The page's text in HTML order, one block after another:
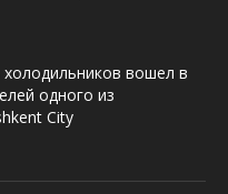
вошел в
одного из
City